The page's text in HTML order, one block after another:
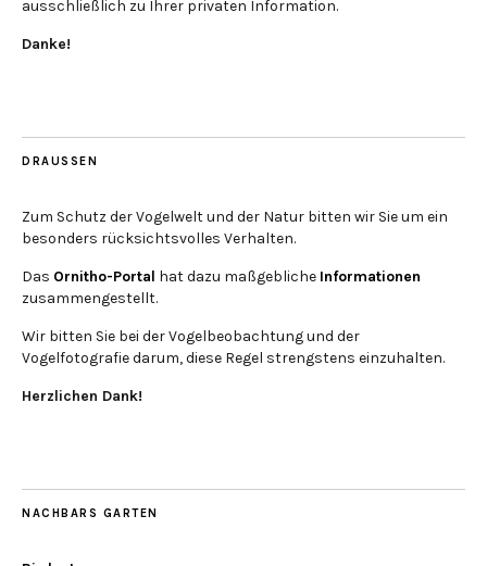
ausschließlich zu Ihrer privaten Information.
Danke!
DRAUSSEN
Zum Schutz der Vogelwelt und der Natur bitten wir Sie um ein
besonders rücksichtsvolles Verhalten.
Das Ornitho-Portal hat dazu maßgebliche Informationen
zusammengestellt.
Wir bitten Sie bei der Vogelbeobachtung und der
Vogelfotografie darum, diese Regel strengstens einzuhalten.
Herzlichen Dank!
NACHBARS GARTEN